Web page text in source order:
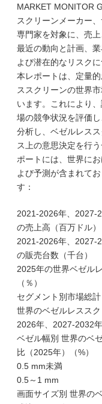
MARKET MONITOR
スクリーンメーカー
専門家を対象に、売
最近の動向と計画、
よび潜在的なリスク
本レポートは、定量
ススクリーンの世界
います。これにより
場の競争状況を評価
分析し、ベゼルレス
ス上の意思決定を行
ポートには、世界に
よび予測が含まれて
す：
2021-2026年、2027-
の売上高（百万ドル）
2021-2026年、2027-
の販売台数（千台）
2025年の世界ベゼル
（％）
セグメント別市場総計
世界のベゼルレスス
2026年、2027-2032
ベゼル幅別 世界のベ
比（2025年）（%）
0.5 mm未満
0.5～1 mm
画面サイズ別 世界の